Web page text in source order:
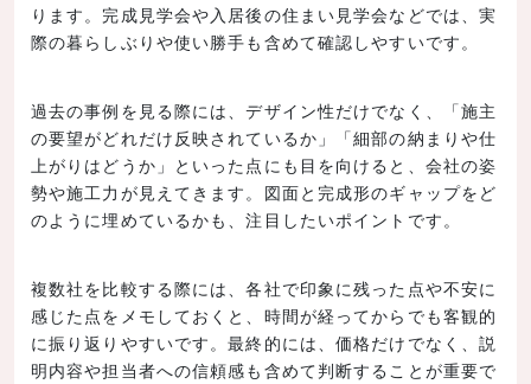
ります。完成見学会や入居後の住まい見学会などでは、実
際の暮らしぶりや使い勝手も含めて確認しやすいです。
過去の事例を見る際には、デザイン性だけでなく、「施主
の要望がどれだけ反映されているか」「細部の納まりや仕
上がりはどうか」といった点にも目を向けると、会社の姿
勢や施工力が見えてきます。図面と完成形のギャップをど
のように埋めているかも、注目したいポイントです。
複数社を比較する際には、各社で印象に残った点や不安に
感じた点をメモしておくと、時間が経ってからでも客観的
に振り返りやすいです。最終的には、価格だけでなく、説
明内容や担当者への信頼感も含めて判断することが重要で